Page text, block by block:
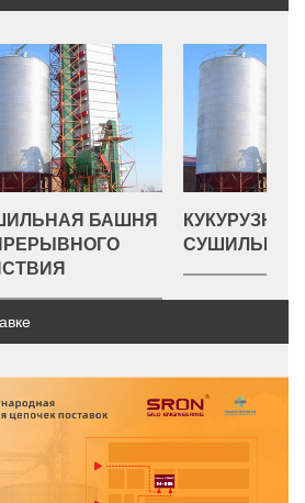
БАШНЯ
КУКУРУЗНАЯ
СУШИЛЬНАЯ БАШНЯ